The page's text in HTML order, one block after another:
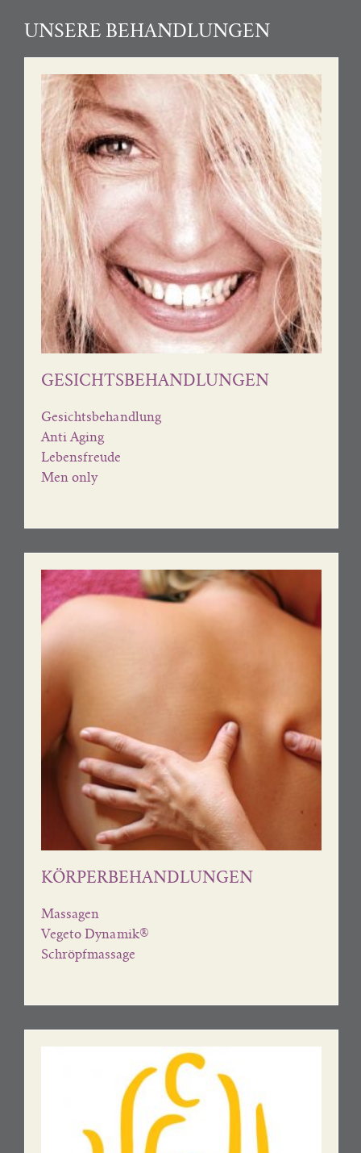
UNSERE BEHANDLUNGEN
GESICHTSBEHANDLUNGEN
Gesichtsbehandlung
Anti Aging
Lebensfreude
Men only
KÖRPERBEHANDLUNGEN
Massagen
Vegeto Dynamik®
Schröpfmassage